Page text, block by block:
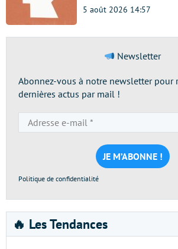
5 août 2026 14:57
Newsletter
Abonnez-vous à notre newsletter pour
dernières actus par mail !
e-
mail
*
Politique de confidentialité
🔥 Les Tendances